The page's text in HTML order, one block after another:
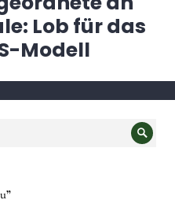
Lob für das
Modell
Suche
”